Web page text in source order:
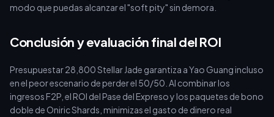
modo que puedas alcanzar el "soft pity" sin demora.
Conclusión y evaluación final del ROI
Presupuestar 28,800 Stellar Jade garantiza a Yao Guang incluso
en el peor escenario de perder el 50/50. Al combinar los
ingresos F2P, el ROI del Pase del Expreso y los paquetes de bono
doble de Oniric Shards, minimizas el gasto de dinero real